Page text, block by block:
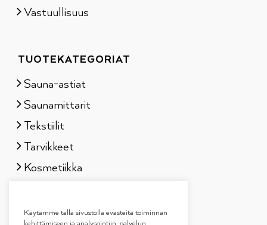
Vastuullisuus
TUOTEKATEGORIAT
Sauna-astiat
Saunamittarit
Tekstiilit
Tarvikkeet
Kosmetiikka
Lahjapakkaukset
Käytämme tällä sivustolla evästeitä toiminnan
kehittämiseen ja analysointiin, palvelun